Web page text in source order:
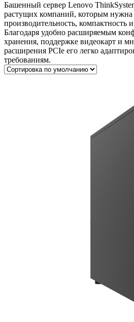
Башенный сервер Lenovo
растущих компаний, которым нужна
производительность, компактность
Благодаря удобно расширяемым
хранения, поддержке видеокарт и
расширения PCIe его легко
требованиям.